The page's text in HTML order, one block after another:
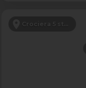
Crociera 5 stelle